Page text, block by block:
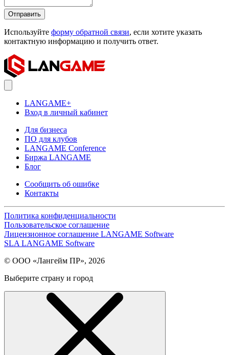
Отправить
Используйте форму обратной связи, если хотите указать
контактную информацию и получить ответ.
LANGAME+
Вход в личный кабинет
Для бизнеса
ПО для клубов
LANGAME Conference
Биржа LANGAME
Блог
Сообщить об ошибке
Контакты
Политика конфиденциальности
Пользовательское соглашение
Лицензионное соглашение LANGAME Software
SLA LANGAME Software
© ООО «Лангейм ПР», 2026
Выберите страну и город